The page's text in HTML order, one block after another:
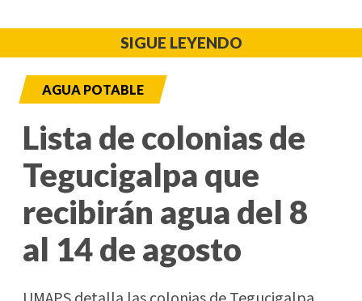
SIGUE LEYENDO
AGUA POTABLE
Lista de colonias de
Tegucigalpa que
recibirán agua del 8
al 14 de agosto